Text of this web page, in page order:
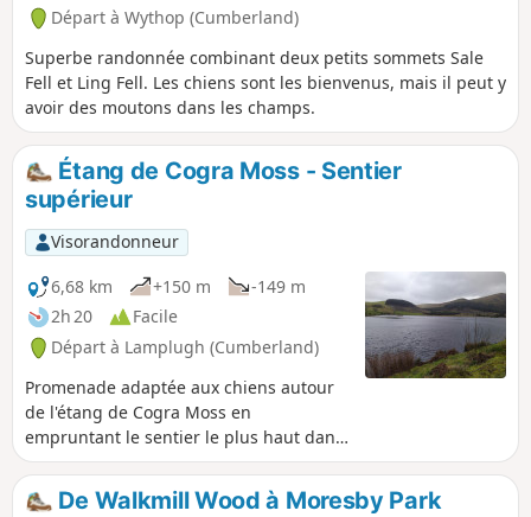
Départ à Wythop (Cumberland)
Superbe randonnée combinant deux petits sommets Sale
Fell et Ling Fell. Les chiens sont les bienvenus, mais il peut y
avoir des moutons dans les champs.
Étang de Cogra Moss - Sentier
supérieur
Visorandonneur
6,68 km
+150 m
-149 m
2h 20
Facile
Départ à Lamplugh (Cumberland)
Promenade adaptée aux chiens autour
de l'étang de Cogra Moss en
empruntant le sentier le plus haut dans
la forêt.
De Walkmill Wood à Moresby Park